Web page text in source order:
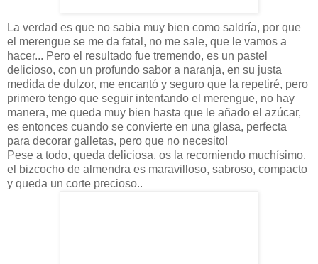
La verdad es que no sabia muy bien como saldría, por que
el merengue se me da fatal, no me sale, que le vamos a
hacer... Pero el resultado fue tremendo, es un pastel
delicioso, con un profundo sabor a naranja, en su justa
medida de dulzor, me encantó y seguro que la repetiré, pero
primero tengo que seguir intentando el merengue, no hay
manera, me queda muy bien hasta que le añado el azúcar,
es entonces cuando se convierte en una glasa, perfecta
para decorar galletas, pero que no necesito!
Pese a todo, queda deliciosa, os la recomiendo muchísimo,
el bizcocho de almendra es maravilloso, sabroso, compacto
y queda un corte precioso..